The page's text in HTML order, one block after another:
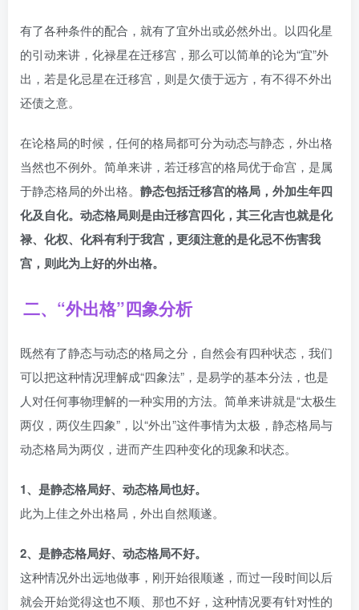
有了各种条件的配合，就有了宜外出或必然外出。以四化星
的引动来讲，化禄星在迁移宫，那么可以简单的论为“宜”外
出，若是化忌星在迁移宫，则是欠债于远方，有不得不外出
还债之意。
在论格局的时候，任何的格局都可分为动态与静态，外出格
当然也不例外。简单来讲，若迁移宫的格局优于命宫，是属
于静态格局的外出格。 静态包括迁移宫的格局，外加生年四
化及自化。 动态格局则是由迁移宫四化，其三化吉也就是化
禄、化权、化科有利于我宫，更须注意的是化忌不伤害我
宫，则此为上好的外出格。
二、“外出格”四象分析
既然有了静态与动态的格局之分，自然会有四种状态，我们
可以把这种情况理解成“四象法”，是易学的基本分法，也是
人对任何事物理解的一种实用的方法。简单来讲就是“太极生
两仪，两仪生四象”，以“外出”这件事情为太极，静态格局与
动态格局为两仪，进而产生四种变化的现象和状态。
1、是静态格局好、动态格局也好。
此为上佳之外出格局，外出自然顺遂。
2、是静态格局好、动态格局不好。
这种情况外出远地做事，刚开始很顺遂，而过一段时间以后
就会开始觉得这也不顺、那也不好，这种情况要有针对性的